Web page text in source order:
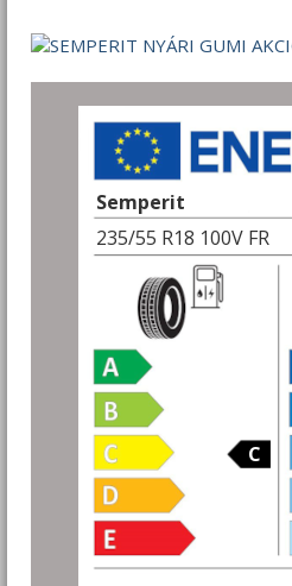
Semperit
235/55 R18 100V FR
C